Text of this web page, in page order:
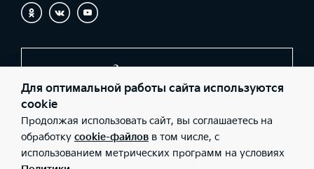
Заказать звонок
© 2026 Юридические лица ООО «Глазурит» (Фактический
адрес: г. Екатеринбург, ул. Фронтовых бригад, 27а; Телефон: + 7
(343) 344-32-00; ИНН: 6686113800; ОГРН: 1196658017203), ООО
«Киа Россия и СНГ» (Фактический адрес: г.Москва, Валовая 26;
Телефон: 8 800 301 08 80; ИНН: 7728674093; ОГРН:
Для оптимальной работы сайта используются
cookie
Продолжая использовать сайт, вы соглашаетесь на
обработку cookie-файлов в том числе, с
использованием метрических программ на условиях